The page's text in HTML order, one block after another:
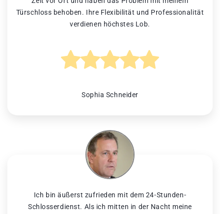
Türschloss behoben. Ihre Flexibilität und Professionalität
verdienen höchstes Lob.
Sophia Schneider
Ich bin äußerst zufrieden mit dem 24-Stunden-
Schlosserdienst. Als ich mitten in der Nacht meine